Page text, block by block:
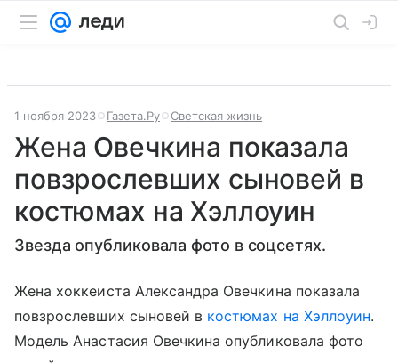
1 ноября 2023 Газета.Ру Светская жизнь
Жена Овечкина показала
повзрослевших сыновей в
костюмах на Хэллоуин
Звезда опубликовала фото в соцсетях.
Жена хоккеиста Александра Овечкина показала
повзрослевших сыновей в костюмах на Хэллоуин.
Модель Анастасия Овечкина опубликовала фото